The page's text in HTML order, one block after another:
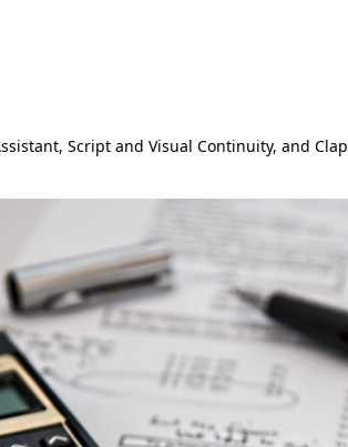
Script and Visual Continuity, and